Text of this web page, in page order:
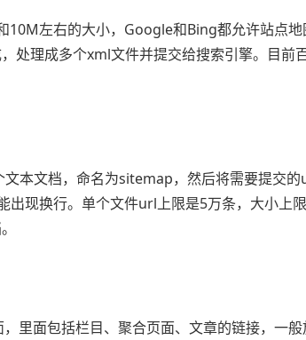
左右的大小，Google和Bing都允许站点
处理成多个xml文件并提交给搜索引擎。目前
本文档，命名为sitemap，然后将需要提交的
现换行。单个文件url上限是5万条，大小上
里面包括栏目、聚合页面、文章的链接，一